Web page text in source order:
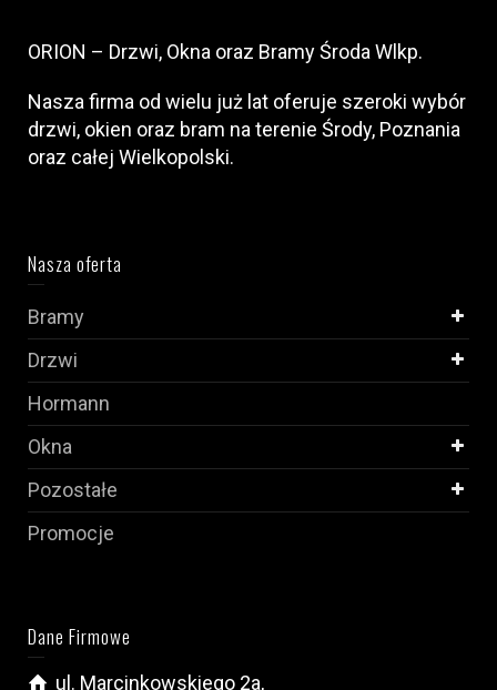
ORION – Drzwi, Okna oraz Bramy Środa Wlkp.
Nasza firma od wielu już lat oferuje szeroki wybór
drzwi, okien oraz bram na terenie Środy, Poznania
oraz całej Wielkopolski.
Nasza oferta
Bramy
Drzwi
Hormann
Okna
Pozostałe
Promocje
Dane Firmowe
ul. Marcinkowskiego 2a,